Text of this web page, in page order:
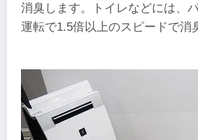
消臭します。トイレなどには、
運転で1.5倍以上のスピードで消